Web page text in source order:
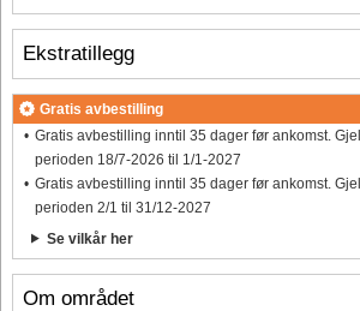
Om området
Ekstratillegg
Gratis avbestilling
Gratis avbestilling inntil 35 dager før ankomst.
perioden 18/7-2026 til 1/1-2027
Gratis avbestilling inntil 35 dager før ankomst.
perioden 2/1 til 31/12-2027
Se vilkår her